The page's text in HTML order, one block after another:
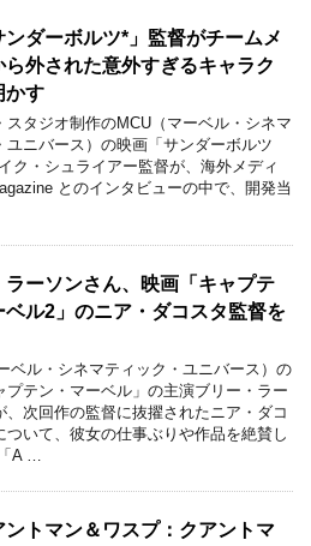
ンダーボルツ*」監督がチームメ
ら外された意外すぎるキャラク
かす
スタジオ制作のMCU（マーベル・シネマ
ユニバース）の映画「サンダーボルツ
ク・シュライアー監督が、海外メディ
とのインタビューの中で、開発当
ラーソンさん、映画「キャプテ
ベル2」のニア・ダコスタ監督を
ベル・シネマティック・ユニバース）の
プテン・マーベル」の主演ブリー・ラー
、次回作の監督に抜擢されたニア・ダコ
ついて、彼女の仕事ぶりや作品を絶賛し
A …
ントマン＆ワスプ：クアントマ